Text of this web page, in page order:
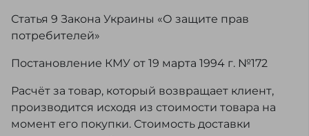
Статья 9 Закона Украины «О защите прав
потребителей»
Постановление КМУ от 19 марта 1994 г. №172
Расчёт за товар, который возвращает клиент,
производится исходя из стоимости товара на
момент его покупки. Стоимость доставки